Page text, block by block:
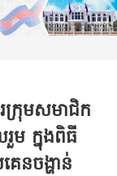
ក្រុមសមាជិក
ម ក្នុងពិធី
នចង្ហាន់